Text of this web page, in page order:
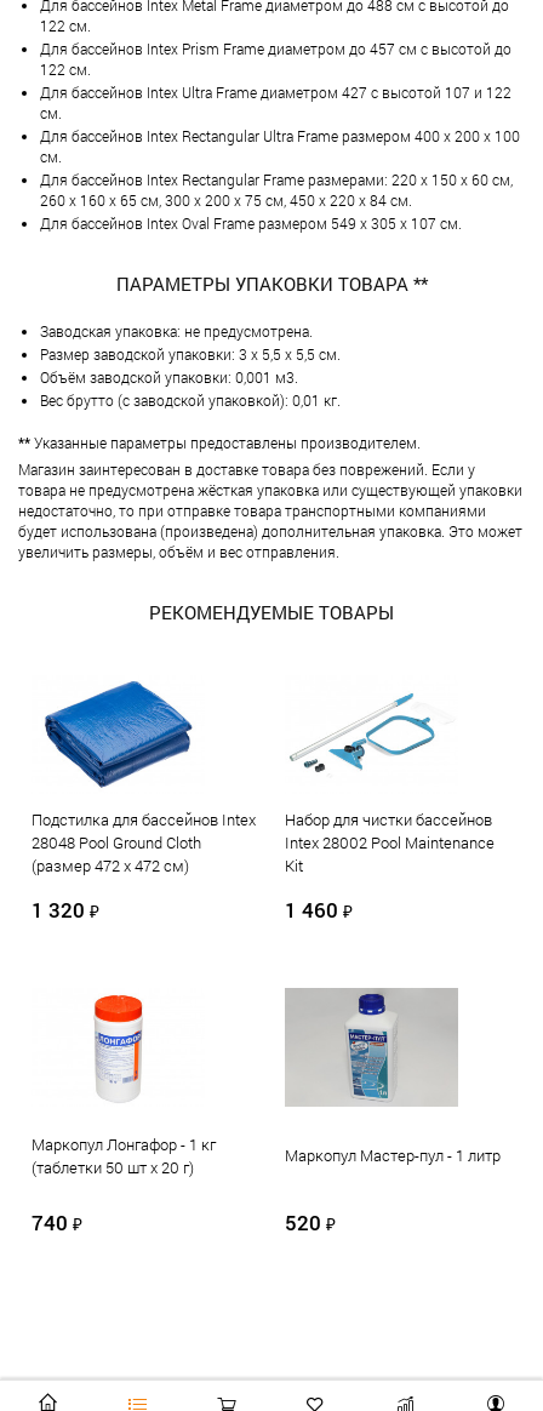
Для бассейнов Intex Metal Frame диаметром до 488 см с высотой до
122 см.
Для бассейнов Intex Prism Frame диаметром до 457 см с высотой до
122 см.
Для бассейнов Intex Ultra Frame диаметром 427 с высотой 107 и 122
см.
Для бассейнов Intex Rectangular Ultra Frame размером 400 х 200 х 100
см.
Для бассейнов Intex Rectangular Frame размерами: 220 х 150 х 60 см,
260 х 160 х 65 см, 300 х 200 х 75 см, 450 х 220 х 84 см.
Для бассейнов Intex Oval Frame размером 549 х 305 х 107 см.
ПАРАМЕТРЫ УПАКОВКИ ТОВАРА **
Заводская упаковка: не предусмотрена.
Размер заводской упаковки: 3 х 5,5 х 5,5 см.
Объём заводской упаковки: 0,001 м3.
Вес брутто (с заводской упаковкой): 0,01 кг.
**Указанные параметры предоставлены производителем.
Магазин заинтересован в доставке товара без поврежений. Если у
товара не предусмотрена жёсткая упаковка или существующей упаковки
недостаточно, то при отправке товара транспортными компаниями
будет использована (произведена) дополнительная упаковка. Это может
увеличить размеры, объём и вес отправления.
РЕКОМЕНДУЕМЫЕ ТОВАРЫ
Подстилка для бассейнов Intex
28048 Pool Ground Cloth
(размер 472 х 472 см)
1 320 ₽
Набор для чистки бассейнов
Intex 28002 Pool Maintenance
Kit
1 460 ₽
Маркопул Лонгафор - 1 кг
(таблетки 50 шт х 20 г)
740 ₽
Маркопул Мастер-пул - 1 литр
520 ₽